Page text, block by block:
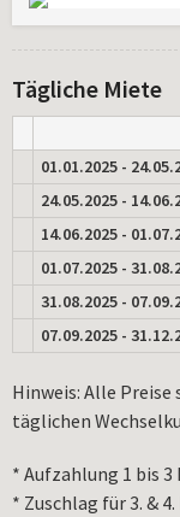
Tägliche Miete
01.01.2025 -
24.05.2025 -
14.06.2025 -
01.07.2025 -
31.08.2025 -
07.09.2025 -
Hinweis: Alle
täglichen
* Aufzahlung 1 bis 3
* Zuschlag für 3. &